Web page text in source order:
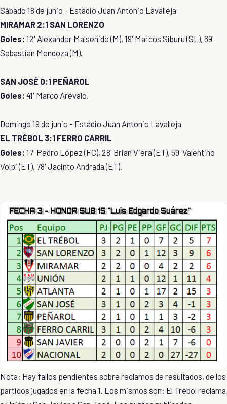
Sábado 18 de junio - Estadio Juan Antonio Lavalleja
MIRAMAR 2:1 SAN LORENZO
Goles: 12' Alexander Malseñido (M), 19' Marcos Siburu (SL), 69'
Sebastián Mendoza (M).
SAN JOSÉ 0:1 PEÑAROL
Goles: 41' Marco Arévalo.
Domingo 19 de junio - Estadio Juan Antonio Lavalleja
EL TRÉBOL 3:1 FERRO CARRIL
Goles: 17' Pedro López (FC), 28' Brian Viera (ET), 59' Valentino
Volpi (ET), 78' Jacinto Andrada (ET).
Nota: Hay fallos pendientes sobre reclamos de resultados, de los
partidos jugados en la fecha 1. Los mismos son: El Trébol reclama